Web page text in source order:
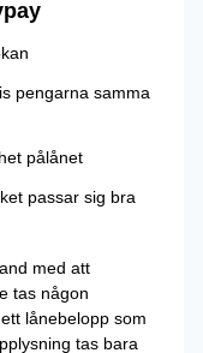
pengarna samma
pålånet
passar sig bra
med att
tas någon
lånebelopp som
tas bara